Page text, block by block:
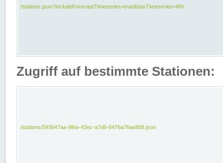
/stations.json?includeForecastTimeseries=true&hasTimeseries=WV
Zugriff auf bestimmte Stationen:
/stations/593647aa-9fea-43ec-a7d6-6476a76ae868.json